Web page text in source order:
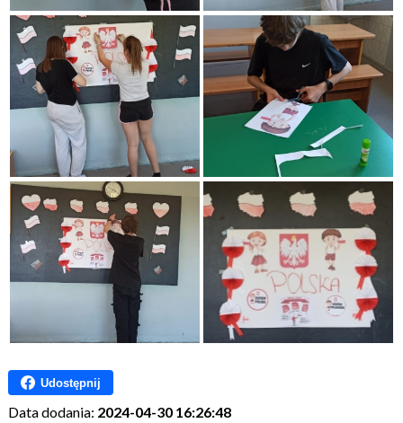
Udostępnij
Data dodania: 2024-04-30 16:26:48